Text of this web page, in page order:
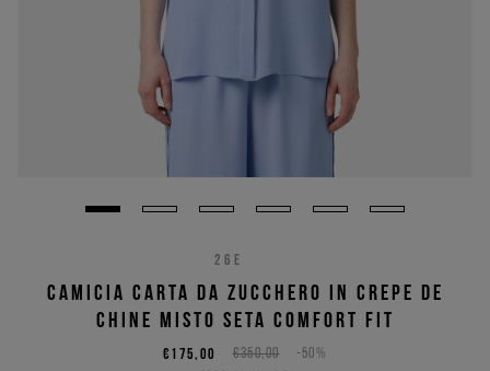
26E
CAMICIA CARTA DA ZUCCHERO IN CREPE DE
CHINE MISTO SETA COMFORT FIT
€350,00 -50%
€175,00